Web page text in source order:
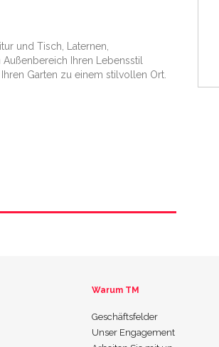
und Tisch, Laternen,
Ihren Lebensstil
Garten zu einem stilvollen Ort.
Warum TM
Geschäftsfelder
Unser Engagement